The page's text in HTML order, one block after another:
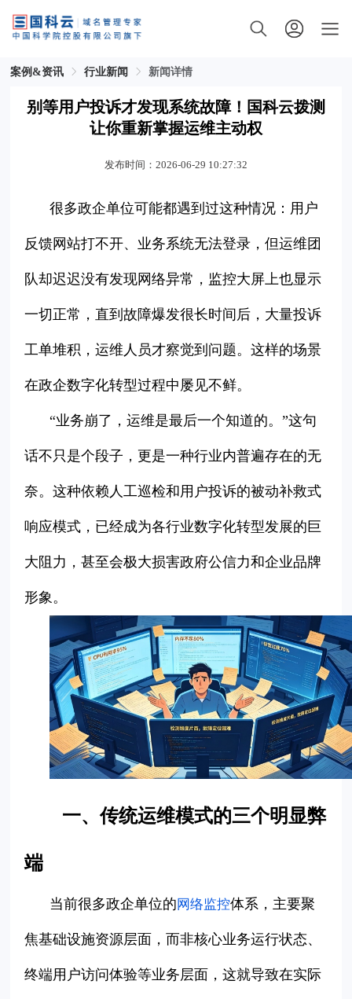
案例&资讯 行业新闻 新闻详情
别等用户投诉才发现系统故障！国科云拨测
让你重新掌握运维主动权
发布时间：2026-06-29 10:27:32
很多政企单位可能都遇到过这种情况：用户
反馈网站打不开、业务系统无法登录，但运维团
队却迟迟没有发现网络异常，监控大屏上也显示
一切正常，直到故障爆发很长时间后，大量投诉
工单堆积，运维人员才察觉到问题。这样的场景
在政企数字化转型过程中屡见不鲜。
“业务崩了，运维是最后一个知道的。”这句
话不只是个段子，更是一种行业内普遍存在的无
奈。这种依赖人工巡检和用户投诉的被动补救式
响应模式，已经成为各行业数字化转型发展的巨
大阻力，甚至会极大损害政府公信力和企业品牌
形象。
一、传统运维模式的三个明显弊
端
当前很多政企单位的网络监控体系，主要聚
焦基础设施资源层面，而非核心业务运行状态、
终端用户访问体验等业务层面，这就导致在实际